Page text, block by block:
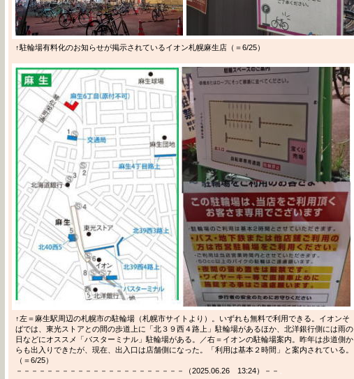
↑駐輪場有料化のお知らせが掲示されているイオン札幌麻生店（＝6/25）
↑左＝麻生駅周辺の札幌市の駐輪場（札幌市サイトより）。いずれも無料で利用できる。イオンそ
ばでは、東光ストアとの間の歩道上に「北３９西４路上」駐輪場があるほか、北洋銀行側には雨の
日などにオススメ「バスターミナル」駐輪場がある。／右＝イオンの駐輪場案内。昨年は歩道側か
らも出入りできたが、現在、出入口は店舗側になった。「利用は基本２時間」と案内されている。
（＝6/25）
－－－－－－－－－－－－－－－－－－－－－－（2025.06.26 13:24）－－